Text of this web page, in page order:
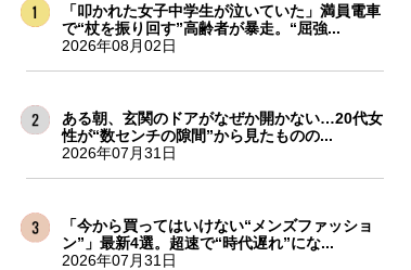
「叩かれた女子中学生が泣いていた」満員電車
で“杖を振り回す”高齢者が暴走。“屈強...
2026年08月02日
ある朝、玄関のドアがなぜか開かない…20代女
性が“数センチの隙間”から見たものの...
2026年07月31日
「今から買ってはいけない“メンズファッショ
ン”」最新4選。超速で“時代遅れ”にな...
2026年07月31日